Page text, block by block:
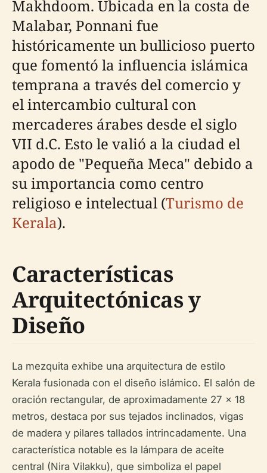
Makhdoom. Ubicada en la costa de
Malabar, Ponnani fue
históricamente un bullicioso puerto
que fomentó la influencia islámica
temprana a través del comercio y
el intercambio cultural con
mercaderes árabes desde el siglo
VII d.C. Esto le valió a la ciudad el
apodo de "Pequeña Meca" debido a
su importancia como centro
religioso e intelectual (Turismo de
Kerala).
Características
Arquitectónicas y
Diseño
La mezquita exhibe una arquitectura de estilo
Kerala fusionada con el diseño islámico. El salón de
oración rectangular, de aproximadamente 27 x 18
metros, destaca por sus tejados inclinados, vigas
de madera y pilares tallados intrincadamente. Una
característica notable es la lámpara de aceite
central (Nira Vilakku), que simboliza el papel